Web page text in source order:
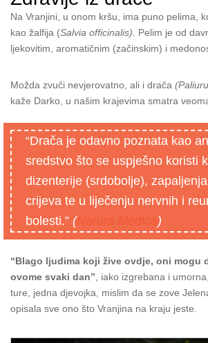
Na Vranjini, u onom kršu, ima puno pelima,
kao žalfija (Salvia officinalis). Pelim je od
ljekovitim, aromatičnim (začinskim) i
Možda zvuči nevjerovatno, ali i drača
kaže Darko, u našim krajevima smatra
“Drača je odavno poznata kao
sredstvo što se uspješno koristi
dizenterije (srdobolje),
crijeva te u liječenju nervnih i
bolesti.” (Natura Medica)
“Blago ljudima koji žive ovdje, oni mogu
ovome svaki dan” , iako izgrebana i
ture, jedna djevojka, mislim da se zove
opisala sve ono što Vranjina na kraju jeste.